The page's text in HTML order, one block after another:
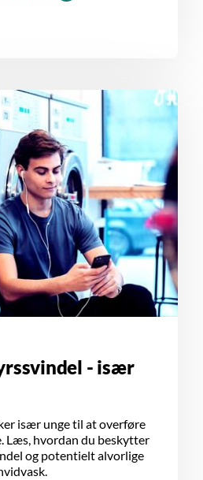
- især
især unge til at overføre
Læs, hvordan du beskytter
og potentielt alvorlige